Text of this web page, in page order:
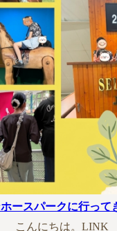
ホースパークに行って
こんにちは。LINK